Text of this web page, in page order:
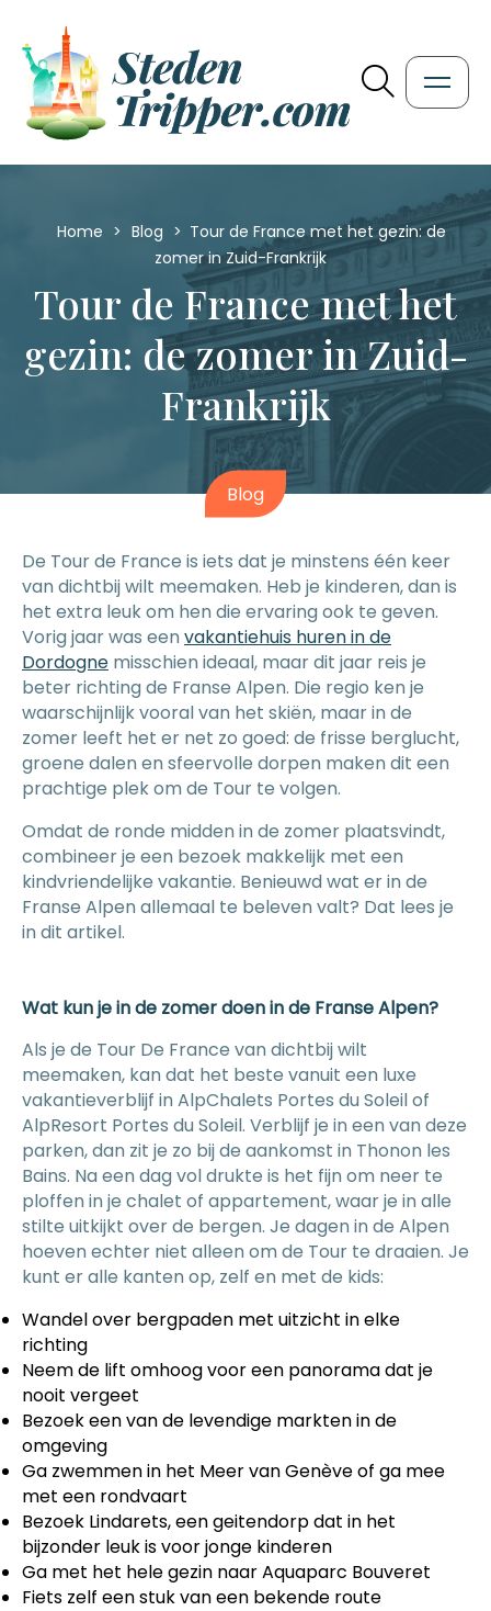
Home > Blog > Tour de France met het gezin: de
zomer in Zuid-Frankrijk
Tour de France met het
gezin: de zomer in Zuid-
Frankrijk
Blog
De Tour de France is iets dat je minstens één keer
van dichtbij wilt meemaken. Heb je kinderen, dan is
het extra leuk om hen die ervaring ook te geven.
Vorig jaar was eenvakantiehuis huren in de
Dordogne misschien ideaal, maar dit jaar reis je
beter richting de Franse Alpen. Die regio ken je
waarschijnlijk vooral van het skiën, maar in de
zomer leeft het er net zo goed: de frisse berglucht,
groene dalen en sfeervolle dorpen maken dit een
prachtige plek om de Tour te volgen.
Omdat de ronde midden in de zomer plaatsvindt,
combineer je een bezoek makkelijk met een
kindvriendelijke vakantie. Benieuwd wat er in de
Franse Alpen allemaal te beleven valt? Dat lees je
in dit artikel.
Wat kun je in de zomer doen in de Franse Alpen?
Als je de Tour De France van dichtbij wilt
meemaken, kan dat het beste vanuit een luxe
vakantieverblijf in AlpChalets Portes du Soleil of
AlpResort Portes du Soleil. Verblijf je in een van deze
parken, dan zit je zo bij de aankomst in Thonon les
Bains. Na een dag vol drukte is het fijn om neer te
ploffen in je chalet of appartement, waar je in alle
stilte uitkijkt over de bergen. Je dagen in de Alpen
hoeven echter niet alleen om de Tour te draaien. Je
kunt er alle kanten op, zelf en met de kids:
Wandel over bergpaden met uitzicht in elke
richting
Neem de lift omhoog voor een panorama dat je
nooit vergeet
Bezoek een van de levendige markten in de
omgeving
Ga zwemmen in het Meer van Genève of ga mee
met een rondvaart
Bezoek Lindarets, een geitendorp dat in het
bijzonder leuk is voor jonge kinderen
Ga met het hele gezin naar Aquaparc Bouveret
Fiets zelf een stuk van een bekende route